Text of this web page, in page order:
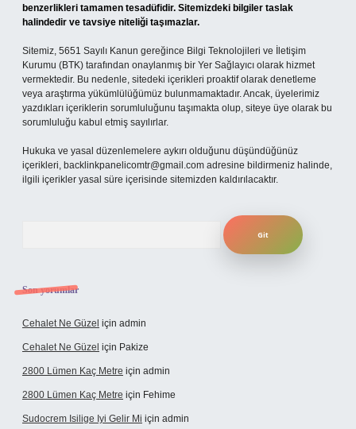
benzerlikleri tamamen tesadüfidir. Sitemizdeki bilgiler taslak
halindedir ve tavsiye niteliği taşımazlar.
Sitemiz, 5651 Sayılı Kanun gereğince Bilgi Teknolojileri ve İletişim
Kurumu (BTK) tarafından onaylanmış bir Yer Sağlayıcı olarak hizmet
vermektedir. Bu nedenle, sitedeki içerikleri proaktif olarak denetleme
veya araştırma yükümlülüğümüz bulunmamaktadır. Ancak, üyelerimiz
yazdıkları içeriklerin sorumluluğunu taşımakta olup, siteye üye olarak bu
sorumluluğu kabul etmiş sayılırlar.
Hukuka ve yasal düzenlemelere aykırı olduğunu düşündüğünüz
içerikleri, backlinkpanelicomtr@gmail.com adresine bildirmeniz halinde,
ilgili içerikler yasal süre içerisinde sitemizden kaldırılacaktır.
Son yorumlar
Cehalet Ne Güzel için admin
Cehalet Ne Güzel için Pakize
2800 Lümen Kaç Metre için admin
2800 Lümen Kaç Metre için Fehime
Sudocrem Isilige Iyi Gelir Mi için admin